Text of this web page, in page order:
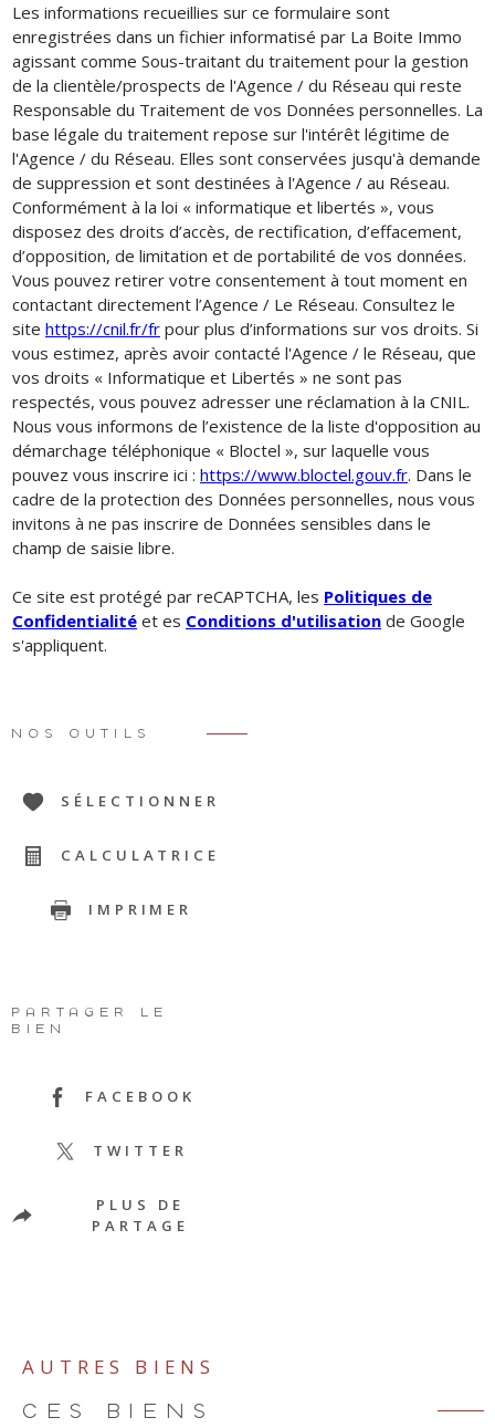
Les informations recueillies sur ce formulaire sont
enregistrées dans un fichier informatisé par La Boite Immo
agissant comme Sous-traitant du traitement pour la gestion
de la clientèle/prospects de l'Agence / du Réseau qui reste
Responsable du Traitement de vos Données personnelles. La
base légale du traitement repose sur l'intérêt légitime de
l'Agence / du Réseau. Elles sont conservées jusqu'à demande
de suppression et sont destinées à l'Agence / au Réseau.
Conformément à la loi « informatique et libertés », vous
disposez des droits d’accès, de rectification, d’effacement,
d’opposition, de limitation et de portabilité de vos données.
Vous pouvez retirer votre consentement à tout moment en
contactant directement l’Agence / Le Réseau. Consultez le
site https://cnil.fr/fr pour plus d’informations sur vos droits. Si
vous estimez, après avoir contacté l'Agence / le Réseau, que
vos droits « Informatique et Libertés » ne sont pas
respectés, vous pouvez adresser une réclamation à la CNIL.
Nous vous informons de l’existence de la liste d'opposition au
démarchage téléphonique « Bloctel », sur laquelle vous
pouvez vous inscrire ici : https://www.bloctel.gouv.fr. Dans le
cadre de la protection des Données personnelles, nous vous
invitons à ne pas inscrire de Données sensibles dans le
champ de saisie libre.
Ce site est protégé par reCAPTCHA, les Politiques de
Confidentialité et es Conditions d'utilisation de Google
s'appliquent.
NOS OUTILS
SÉLECTIONNER
CALCULATRICE
IMPRIMER
PARTAGER LE
BIEN
FACEBOOK
TWITTER
PLUS DE
PARTAGE
AUTRES BIENS
CES BIENS